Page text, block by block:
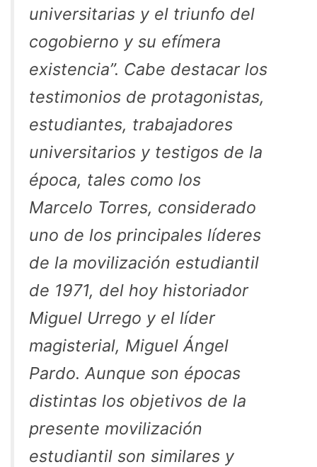
universitarias y el triunfo del
cogobierno y su efímera
existencia”. Cabe destacar los
testimonios de protagonistas,
estudiantes, trabajadores
universitarios y testigos de la
época, tales como los
Marcelo Torres, considerado
uno de los principales líderes
de la movilización estudiantil
de 1971, del hoy historiador
Miguel Urrego y el líder
magisterial, Miguel Ángel
Pardo. Aunque son épocas
distintas los objetivos de la
presente movilización
estudiantil son similares y